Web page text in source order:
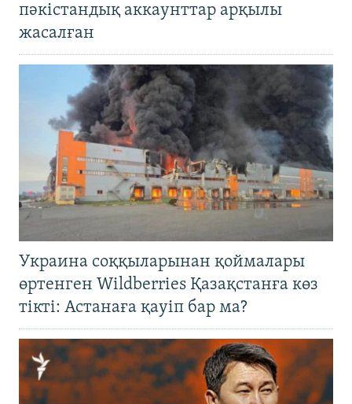
пәкістандық аккаунттар арқылы
жасалған
Украина соққыларынан қоймалары
өртенген Wildberries Қазақстанға көз
тікті: Астанаға қауіп бар ма?